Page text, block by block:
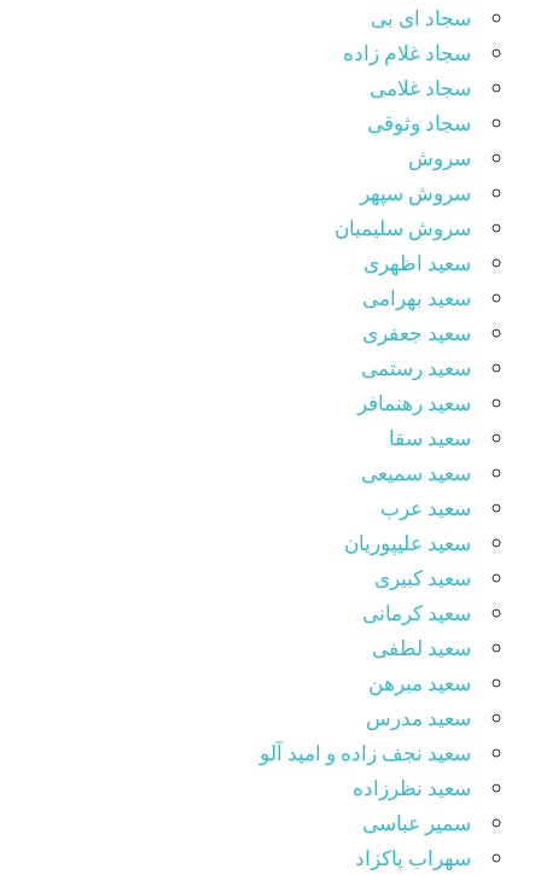
سجاد ای بی
سجاد غلام زاده
سجاد غلامی
سجاد وثوقى
سروش
سروش سپهر
سروش سلیمیان
سعید اظهری
سعید بهرامی
سعید جعفری
سعید رستمی
سعید رهنمافر
سعید سقا
سعید سمیعی
سعید عرب
سعید علیپوریان
سعید کبیری
سعید کرمانی
سعید لطفی
سعید مبرهن
سعید مدرس
سعید نجف زاده و امید آلو
سعید نظرزاده
سمیر عباسی
سهراب پاکزاد